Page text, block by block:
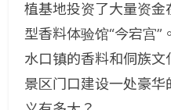
植基地投资了大量资金
型香料体验馆“今宕宫”
水口镇的香料和侗族
景区门口建设一处豪